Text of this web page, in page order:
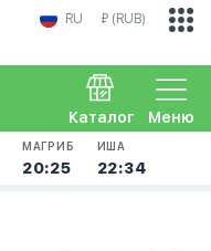
RU ₽ (RUB)
Меню
Каталог
МАГРИБ
20:25
ИША
22:34